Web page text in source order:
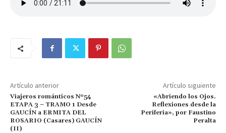
Artículo anterior
Viajeros románticos Nº54
ETAPA 3 – TRAMO 1 Desde
GAUCÍN a ERMITA DEL
ROSARIO (Casares) GAUCÍN
(II)
Artículo siguiente
«Abriendo los Ojos.
Reflexiones desde la
Periferia», por Faustino
Peralta